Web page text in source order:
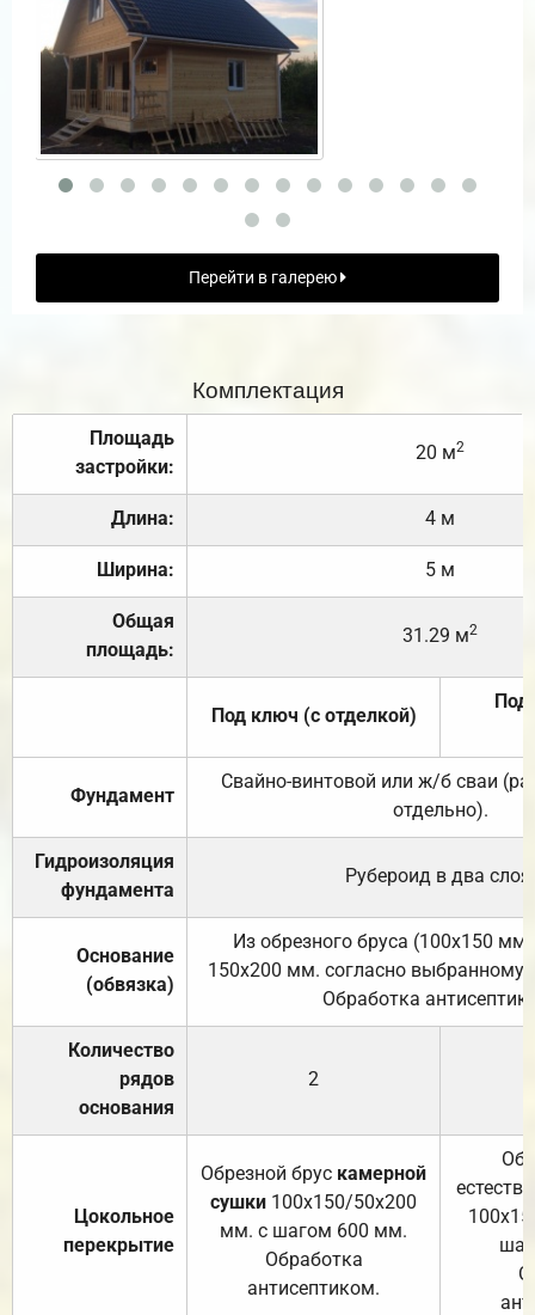
Перейти в галерею
Комплектация
Площадь
застройки:
20 м2
Длина: 4 м
Ширина: 5 м
Общая
площадь:
31.29 м2
Под ключ (с отделкой)
Под
Фундамент
Свайно-винтовой или ж/б сваи
отдельно).
Гидроизоляция
фундамента
Рубероид в два слоя.
Основание
(обвязка)
Из обрезного бруса (100х150
150х200 мм. согласно выбранному
Обработка
Количество
рядов
основания
2
Цокольное
перекрытие
Обрезной брус камерной
сушки 100х150/50х200
мм. с шагом 600 мм.
Обработка
антисептиком.